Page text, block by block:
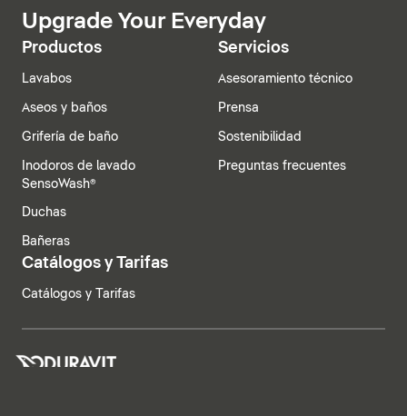
Upgrade Your Everyday
Productos
Lavabos
Aseos y baños
Grifería de baño
Inodoros de lavado
SensoWash®
Duchas
Bañeras
Servicios
Asesoramiento técnico
Prensa
Sostenibilidad
Preguntas frecuentes
Catálogos y Tarifas
Catálogos y Tarifas